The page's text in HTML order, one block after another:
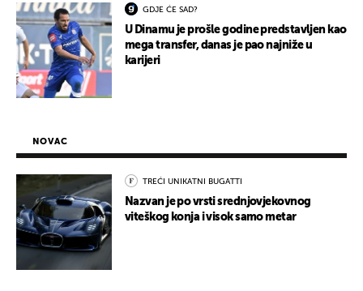
GDJE ĆE SAD?
U Dinamu je prošle godine predstavljen kao
mega transfer, danas je pao najniže u
karijeri
NOVAC
TREĆI UNIKATNI BUGATTI
Nazvan je po vrsti srednjovjekovnog
viteškog konja i visok samo metar